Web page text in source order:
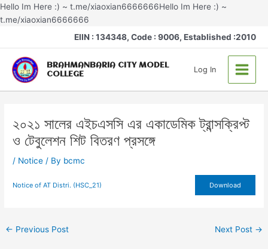
Hello Im Here :) ~ t.me/xiaoxian6666666Hello Im Here :) ~
t.me/xiaoxian6666666
Skip
content
EIIN : 134348, Code : 9006, Established :2010
BRAHMANBARIA CITY MODEL
COLLEGE
Log In
Main
Menu
২০২১ সালের এইচএসসি এর একাডেমিক ট্রান্সক্রিপ্ট
ও টেবুলেশন শিট বিতরণ প্রসঙ্গে
/ Notice / By bcmc
Notice of AT Distri. (HSC_21) Download
← Previous Post Next Post →